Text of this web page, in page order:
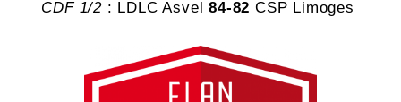
CDF 1/2 : LDLC Asvel84-82 CSP Limoges